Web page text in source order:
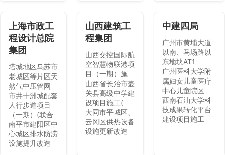
上海市政工
程设计总院
集团
塔城地区乌苏市
老城区等片区天
然气中压管网
市井十洲城配套
人行步道项目
（一期）(联合
南平市建阳区中
心城区排水防涝
设施提升改造
山西建筑工
程集团
山西交控国际航
空智慧物联港项
目（一期）施
山西省长治市壶
关县高级中学建
设项目施工(
大同市平城区、
云冈区供热设备
设施更新改造
中建四局
广州市黄埔大道
以南、马场路以
东地块AT1
广州医科大学附
属妇女儿童医疗
中心儿童院区
西南石油大学科
技成果转化平台
建设项目施工